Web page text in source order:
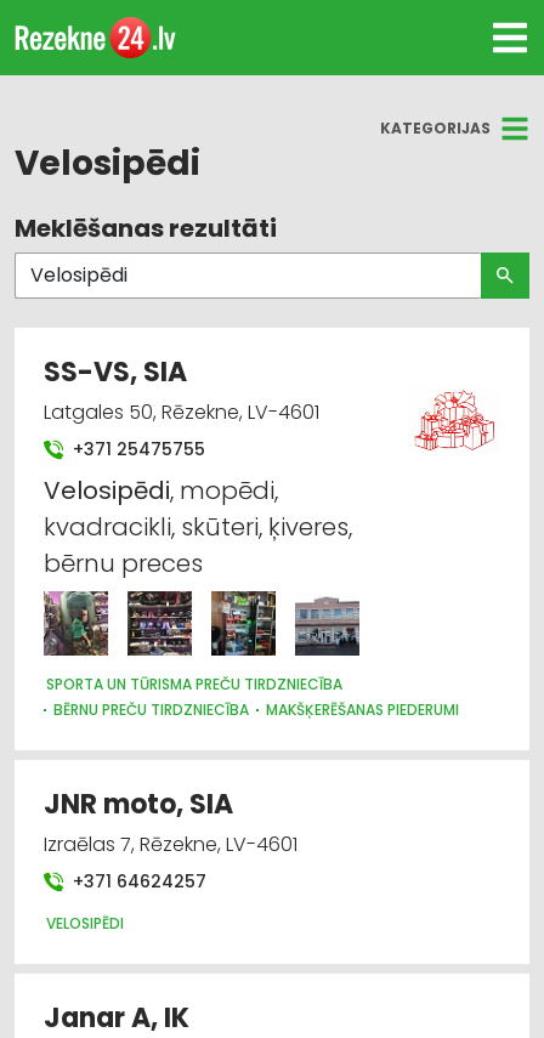
KATEGORIJAS
Velosipēdi
Visas nozares
Velosipēdi
Celtniecības un remonta darbi
Graudu pārstrāde
Lauksaimniecības tehnikas un traktortehnikas
tirdzniecība
Makšķerēšanas piederumi
Metālapstrāde
Metālizstrādājumi
Sporta un tūrisma preču tirdzniecība
Meklēšanas rezultāti
SS-VS, SIA
Latgales 50, Rēzekne, LV-4601
+371 25475755
Velosipēdi, mopēdi,
kvadracikli, skūteri, ķiveres,
bērnu preces
SPORTA UN TŪRISMA PREČU TIRDZNIECĪBA
BĒRNU PREČU TIRDZNIECĪBA
MAKŠĶERĒŠANAS PIEDERUMI
JNR moto, SIA
Izraēlas 7, Rēzekne, LV-4601
+371 64624257
VELOSIPĒDI
Janar A, IK